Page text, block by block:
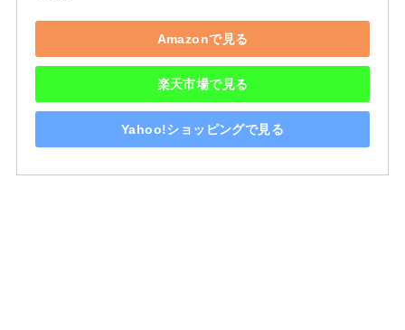
Amazonで見る
楽天市場で見る
Yahoo!ショッピングで見る